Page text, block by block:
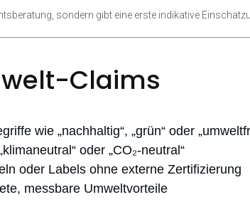
sondern gibt eine erste indikative
Claims
wie „nachhaltig“, „grün“ oder
oder „CO₂-neutral“
oder Labels ohne externe Zertifizierung
messbare Umweltvorteile